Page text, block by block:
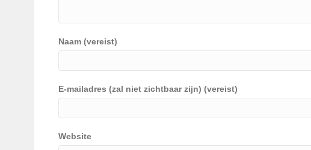
Naam (vereist)
E-mailadres (zal niet zichtbaar zijn) (vereist)
Website